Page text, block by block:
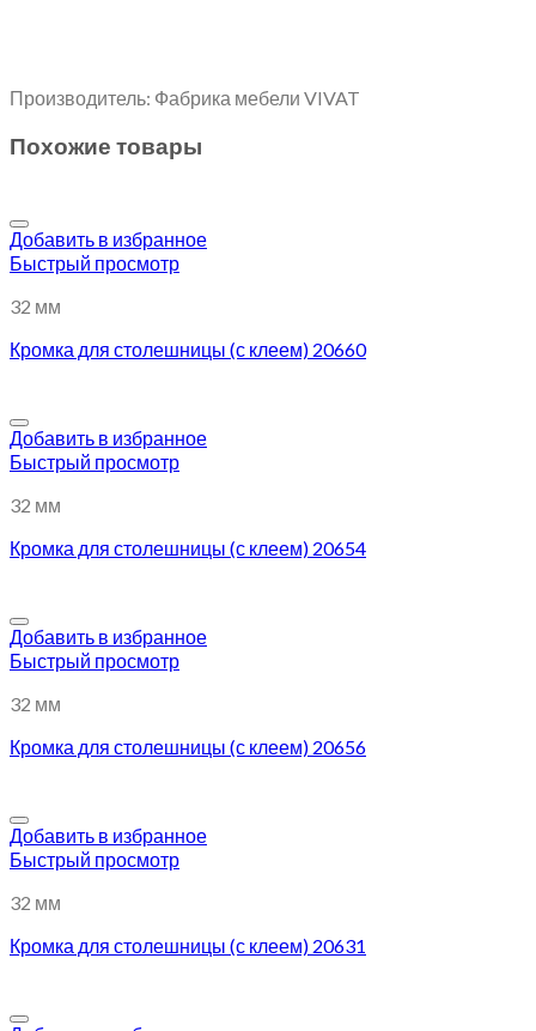
Производитель: Фабрика мебели VIVAT
Похожие товары
Добавить в избранное
Быстрый просмотр
32 мм
Кромка для столешницы (с клеем) 20660
Добавить в избранное
Быстрый просмотр
32 мм
Кромка для столешницы (с клеем) 20654
Добавить в избранное
Быстрый просмотр
32 мм
Кромка для столешницы (с клеем) 20656
Добавить в избранное
Быстрый просмотр
32 мм
Кромка для столешницы (с клеем) 20631